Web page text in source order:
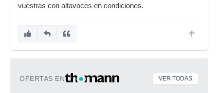
vuestras con altavoces en condiciones.
OFERTAS EN VER TODAS